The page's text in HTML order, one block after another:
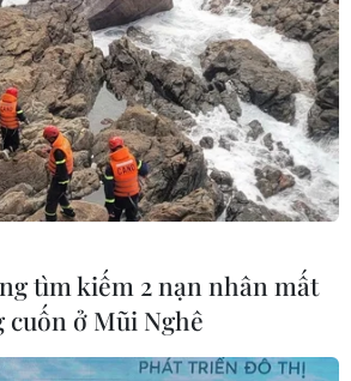
tìm kiếm 2 nạn nhân mất
cuốn ở Mũi Nghê